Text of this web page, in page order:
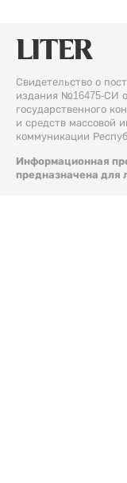
Свидетельство о
издания №16475-СИ
государственного
и средств массовой
коммуникации
Информационная
предназначена для